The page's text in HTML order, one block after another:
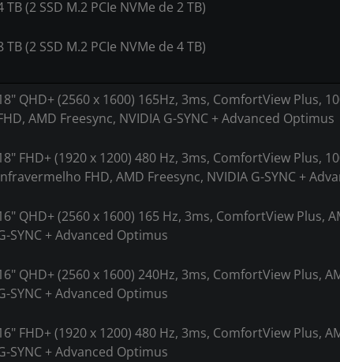
TB (2 SSD M.2 PCIe NVMe de 2 TB)
TB (2 SSD M.2 PCIe NVMe de 4 TB)
QHD+ (2560 x 1600) 165Hz, 3ms, ComfortView Plus,
AMD Freesync, NVIDIA G-SYNC + Advanced Optimus
FHD+ (1920 x 1200) 480 Hz, 3ms, ComfortView Plus,
FHD, AMD Freesync, NVIDIA G-SYNC +
QHD+ (2560 x 1600) 165 Hz, 3ms, ComfortView Plus,
SYNC + Advanced Optimus
QHD+ (2560 x 1600) 240Hz, 3ms, ComfortView Plus,
SYNC + Advanced Optimus
FHD+ (1920 x 1200) 480 Hz, 3ms, ComfortView Plus,
SYNC + Advanced Optimus